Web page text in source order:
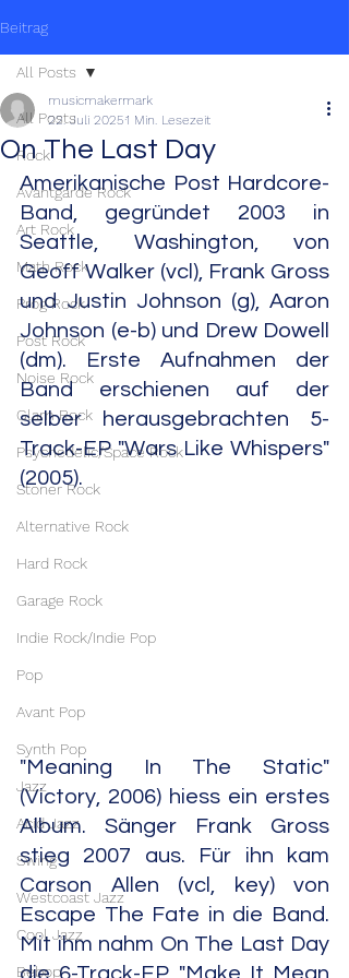
Beitrag
All Posts
Rock
Avantgarde Rock
Art Rock
Math Rock
Prog Rock
Post Rock
Noise Rock
Glam Rock
Psychedelic/Space Rock
Stoner Rock
Alternative Rock
Hard Rock
Garage Rock
Indie Rock/Indie Pop
Pop
Avant Pop
Synth Pop
Jazz
Acid Jazz
Swing
Westcoast Jazz
Cool Jazz
Bebop
All Posts
On The Last Day
musicmakermark
22. Juli 20251 Min. Lesezeit
Amerikanische Post Hardcore-
Band, gegründet 2003 in
Seattle, Washington, von
Geoff Walker (vcl), Frank Gross
und Justin Johnson (g), Aaron
Johnson (e-b) und Drew Dowell
(dm). Erste Aufnahmen der
Band erschienen auf der
selber herausgebrachten 5-
Track-EP "Wars Like Whispers"
(2005).
"Meaning In The Static"
(Victory, 2006) hiess ein erstes
Album. Sänger Frank Gross
stieg 2007 aus. Für ihn kam
Carson Allen (vcl, key) von
Escape The Fate in die Band.
Mit ihm nahm On The Last Day
die 6-Track-EP "Make It Mean